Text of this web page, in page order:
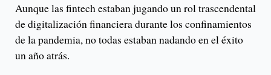
Aunque las fintech estaban jugando un rol trascendental
de digitalización financiera durante los confinamientos
de la pandemia, no todas estaban nadando en el éxito
un año atrás.